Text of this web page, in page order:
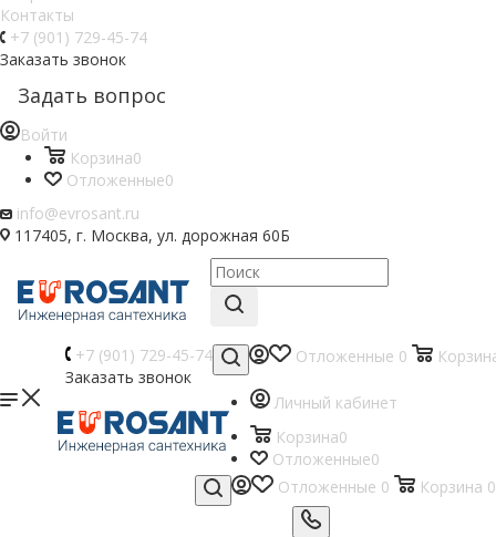
Контакты
+7 (901) 729-45-74
Заказать звонок
Задать вопрос
Войти
Корзина0
Отложенные0
info@evrosant.ru
117405, г. Москва, ул. дорожная 60Б
+7 (901) 729-45-74
Заказать звонок
Отложенные 0
Отложенные 0 Корзина 0
Личный кабинет
Корзина0
Отложенные0